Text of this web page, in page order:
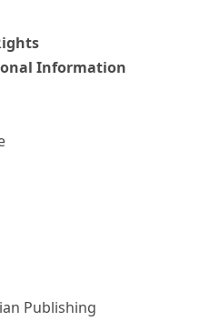
Information
Publishing